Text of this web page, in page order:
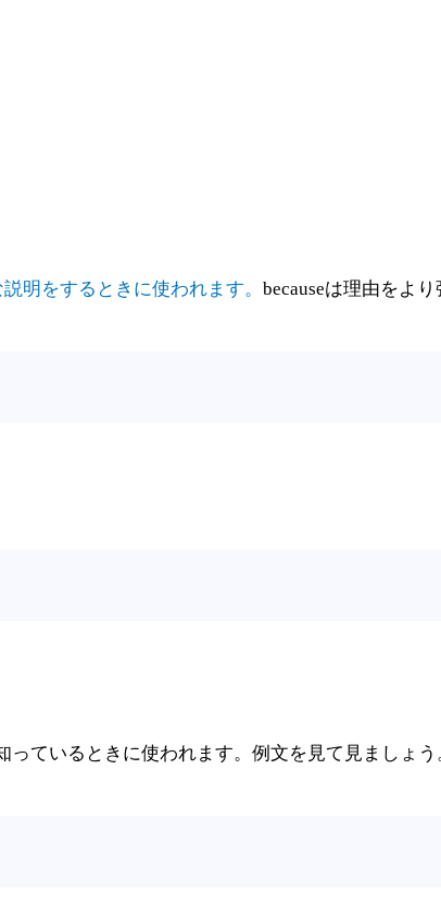
明をするときに使われます。 becauseは理由をよ
ているときに使われます。例文を見て見ましょう